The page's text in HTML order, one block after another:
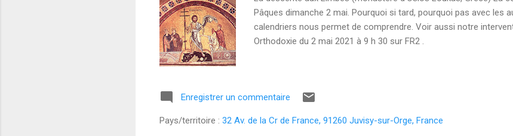
Pâques dimanche 2 mai. Pourquoi si tard, pourquoi pas avec les
calendriers nous permet de comprendre. Voir aussi notre
Orthodoxie du 2 mai 2021 à 9 h 30 sur FR2 .
Enregistrer un commentaire
Pays/territoire : 32 Av. de la Cr de France, 91260 Juvisy-sur-Orge, France